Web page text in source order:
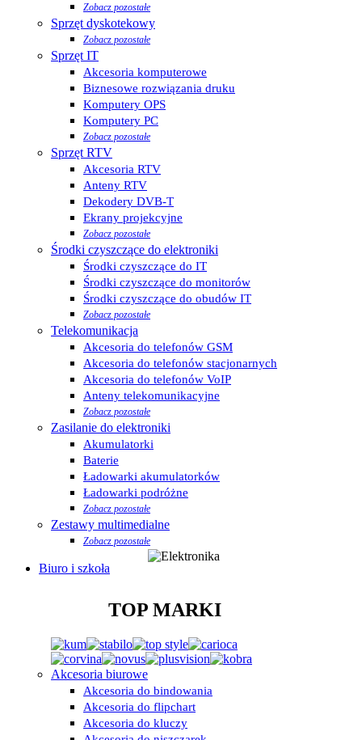
Zobacz pozostałe
Sprzęt dyskotekowy
Zobacz pozostałe
Sprzęt IT
Akcesoria komputerowe
Biznesowe rozwiązania druku
Komputery OPS
Komputery PC
Zobacz pozostałe
Sprzęt RTV
Akcesoria RTV
Anteny RTV
Dekodery DVB-T
Ekrany projekcyjne
Zobacz pozostałe
Środki czyszczące do elektroniki
Środki czyszczące do IT
Środki czyszczące do monitorów
Środki czyszczące do obudów IT
Zobacz pozostałe
Telekomunikacja
Akcesoria do telefonów GSM
Akcesoria do telefonów stacjonarnych
Akcesoria do telefonów VoIP
Anteny telekomunikacyjne
Zobacz pozostałe
Zasilanie do elektroniki
Akumulatorki
Baterie
Ładowarki akumulatorków
Ładowarki podróżne
Zobacz pozostałe
Zestawy multimedialne
Zobacz pozostałe
Biuro i szkoła
TOP MARKI
Akcesoria biurowe
Akcesoria do bindowania
Akcesoria do flipchart
Akcesoria do kluczy